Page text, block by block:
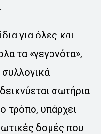
για όλες και
τα «γεγονότα»,
σωτήρια
τρόπο, υπάρχει
δομές που